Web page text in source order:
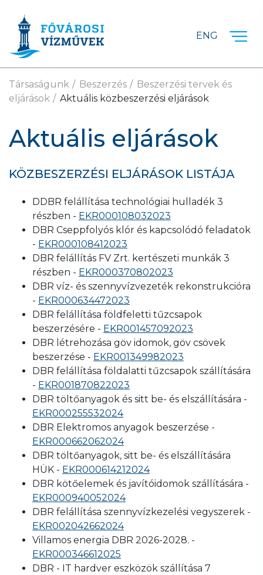
ENG
Társaságunk Beszerzés
Beszerzési tervek és
eljárások
Aktuális közbeszerzési eljárások
Aktuális eljárások
KÖZBESZERZÉSI ELJÁRÁSOK LISTÁJA
DDBR felállítása technológiai hulladék 3
részben - EKR000108032023
DBR Cseppfolyós klór és kapcsolódó feladatok
- EKR000108412023
DBR felállítás FV Zrt. kertészeti munkák 3
részben - EKR000370802023
DBR víz- és szennyvízvezeték rekonstrukcióra
- EKR000634472023
DBR felállítása földfeletti tűzcsapok
beszerzésére - EKR001457092023
DBR létrehozása göv idomok, göv csövek
beszerzése - EKR001349982023
DBR felállítása földalatti tűzcsapok szállítására
- EKR001870822023
DBR töltőanyagok és sitt be- és elszállítására -
EKR000255532024
DBR Elektromos anyagok beszerzése -
EKR000662062024
DBR töltőanyagok, sitt be- és elszállítására
HÜK - EKR000614212024
DBR kötőelemek és javítóidomok szállítására -
EKR000940052024
DBR felállítása szennyvízkezelési vegyszerek -
EKR002042662024
Villamos energia DBR 2026-2028. -
EKR000346612025
DBR - IT hardver eszközök szállítása 7